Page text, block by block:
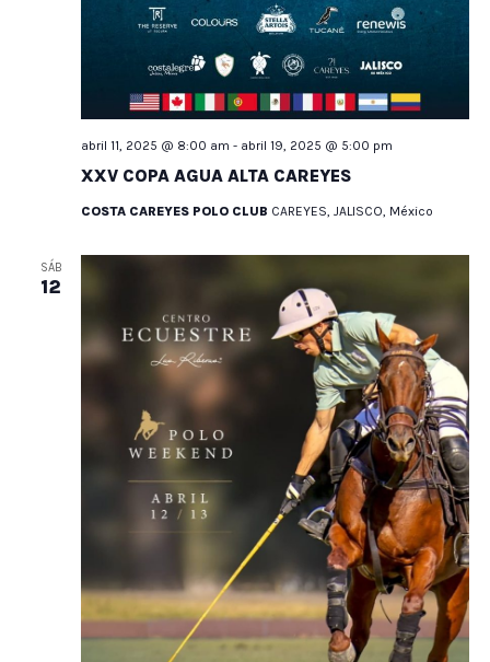
XXV COPA AGUA ALTA CAREYES
abril 11, 2025 @ 8:00 am - abril 19, 2025 @ 5:00 pm
COSTA CAREYES POLO CLUB CAREYES, JALISCO, México
SÁB
12